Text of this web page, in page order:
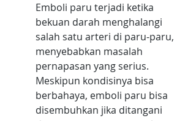
Emboli paru terjadi ketika
bekuan darah menghalangi
salah satu arteri di paru-paru,
menyebabkan masalah
pernapasan yang serius.
Meskipun kondisinya bisa
berbahaya, emboli paru bisa
disembuhkan jika ditangani